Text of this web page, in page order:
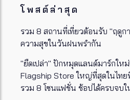
โพสต์ล่าสุด
รวม 8 สถานที่เที่ยวต้อนรับ "ฤดูก
ความสุขในวันฝนพรำกัน
"ยืดเปล่า" ปักหมุดแลนด์มาร์กใหม่!
Flagship Store ใหญ่ที่สุดในไท
รวม 8 โซนแฟชั่น ช้อปได้ครบจบใ